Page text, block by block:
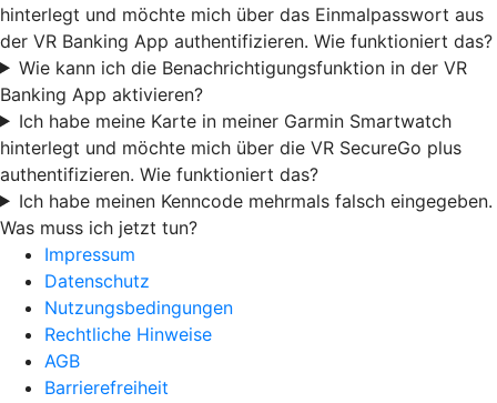
hinterlegt und möchte mich über das Einmalpasswort aus
der VR Banking App authentifizieren. Wie funktioniert das?
Wie kann ich die Benachrichtigungsfunktion in der VR
Banking App aktivieren?
Ich habe meine Karte in meiner Garmin Smartwatch
hinterlegt und möchte mich über die VR SecureGo plus
authentifizieren. Wie funktioniert das?
Ich habe meinen Kenncode mehrmals falsch eingegeben.
Was muss ich jetzt tun?
Impressum
Datenschutz
Nutzungsbedingungen
Rechtliche Hinweise
AGB
Barrierefreiheit